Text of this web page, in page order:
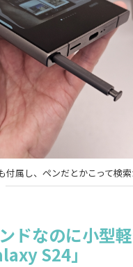
付属し、ペンだとかこって検
ドなのに小型
S24」